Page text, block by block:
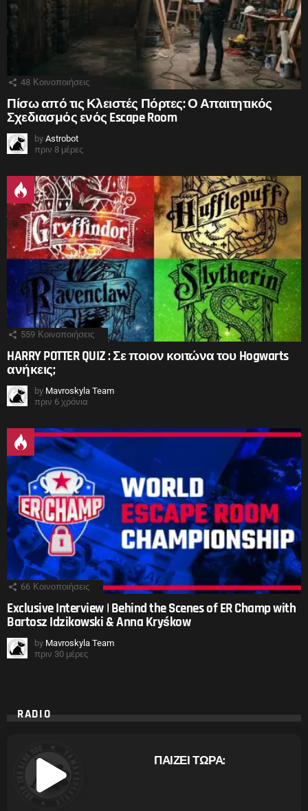
48 Κοινοποιήσεις
Πίσω από τις Κλειστές Πόρτες: Ο Απαιτητικός
Σχεδιασμός ενός Escape Room
by Astrobot
πριν 8 μέρες
559 Κοινοποιήσεις
HARRY POTTER QUIZ : Σε ποιον κοιτώνα του Hogwarts
ανήκεις;
by Mavroskyla Team
πριν 6 χρόνια
66 Κοινοποιήσεις
Exclusive Interview | Behind the Scenes of ER Champ with
Bartosz Idzikowski & Anna Kryśkow
by Mavroskyla Team
πριν 30 μέρες
RADIO
ΠΑΙΖΕΙ ΤΩΡΑ: